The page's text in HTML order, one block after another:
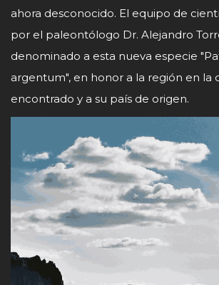
ahora desconocido. El equipo de
por el paleontólogo Dr. Alejandro
denominado a esta nueva especie
argentum", en honor a la región en la
encontrado y a su país de origen.